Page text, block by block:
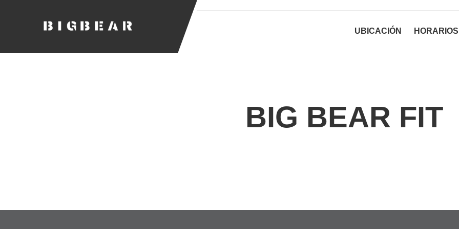
UBICACIÓN HORARIOS
BIG BEAR FIT